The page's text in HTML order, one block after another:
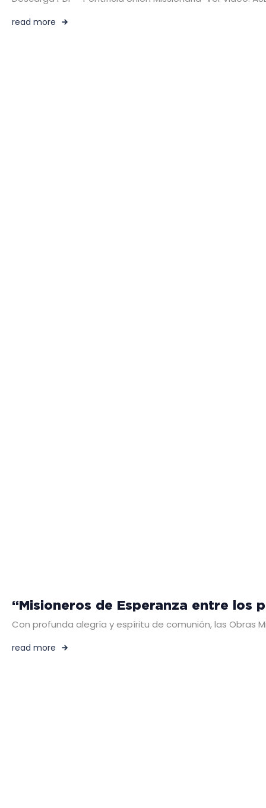
read more
“Misioneros de Esperanza entre los
Con profunda alegría y espíritu de comunión, las Obras
read more